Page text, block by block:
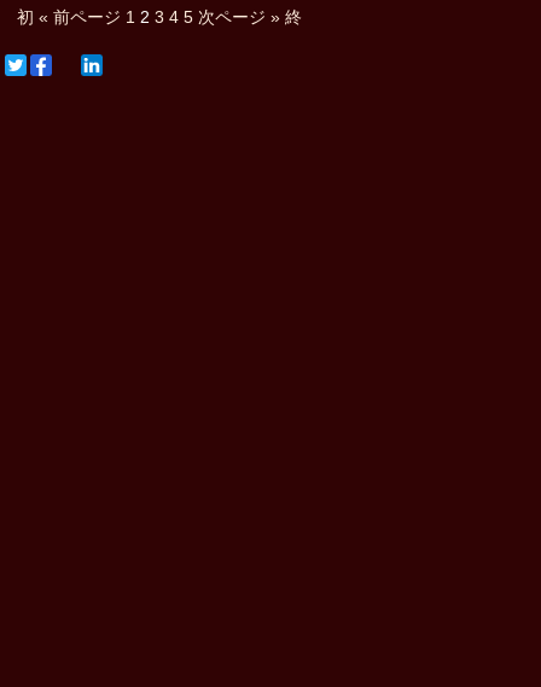
初 « 前ページ 1 23 4 5 次ページ » 終